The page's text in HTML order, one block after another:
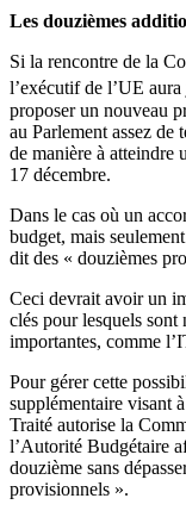
Les douzièmes
Si la rencontre de la
l’exécutif de l’UE aura
proposer un nouveau
au Parlement assez
de manière à atteindre
17 décembre.
Dans le cas où un
budget, mais
dit des « douzièmes
Ceci devrait avoir un
clés pour lesquels sont
importantes, comme
Pour gérer cette
supplémentaire visant
Traité autorise la
l’Autorité Budgétaire
douzième sans
provisionnels ».